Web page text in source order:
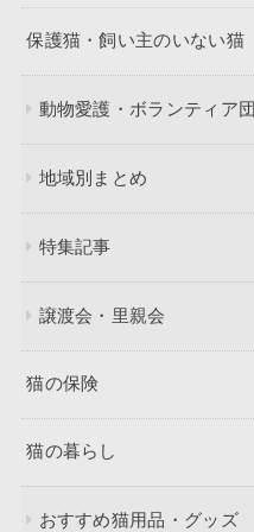
保護猫・飼い主のいない猫
動物愛護・ボランティア
地域別まとめ
特集記事
譲渡会・里親会
猫の保険
猫の暮らし
おすすめ猫用品・グッズ